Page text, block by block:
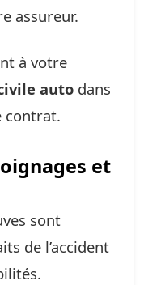
assureur.
à votre
auto dans
contrat.
et
sont
de l’accident